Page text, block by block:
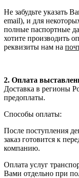
Не забудьте указать
email), и для
полные паспортные
хотите производить
реквизиты нам на
2. Оплата
Доставка в регионы
предоплаты.
Способы оплаты:
После поступления
заказ готовится к
компанию.
Оплата услуг
Вами отдельно при